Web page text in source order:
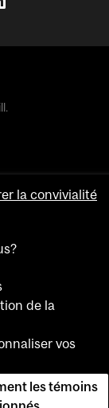
la convivialité
de la
vos
les témoins